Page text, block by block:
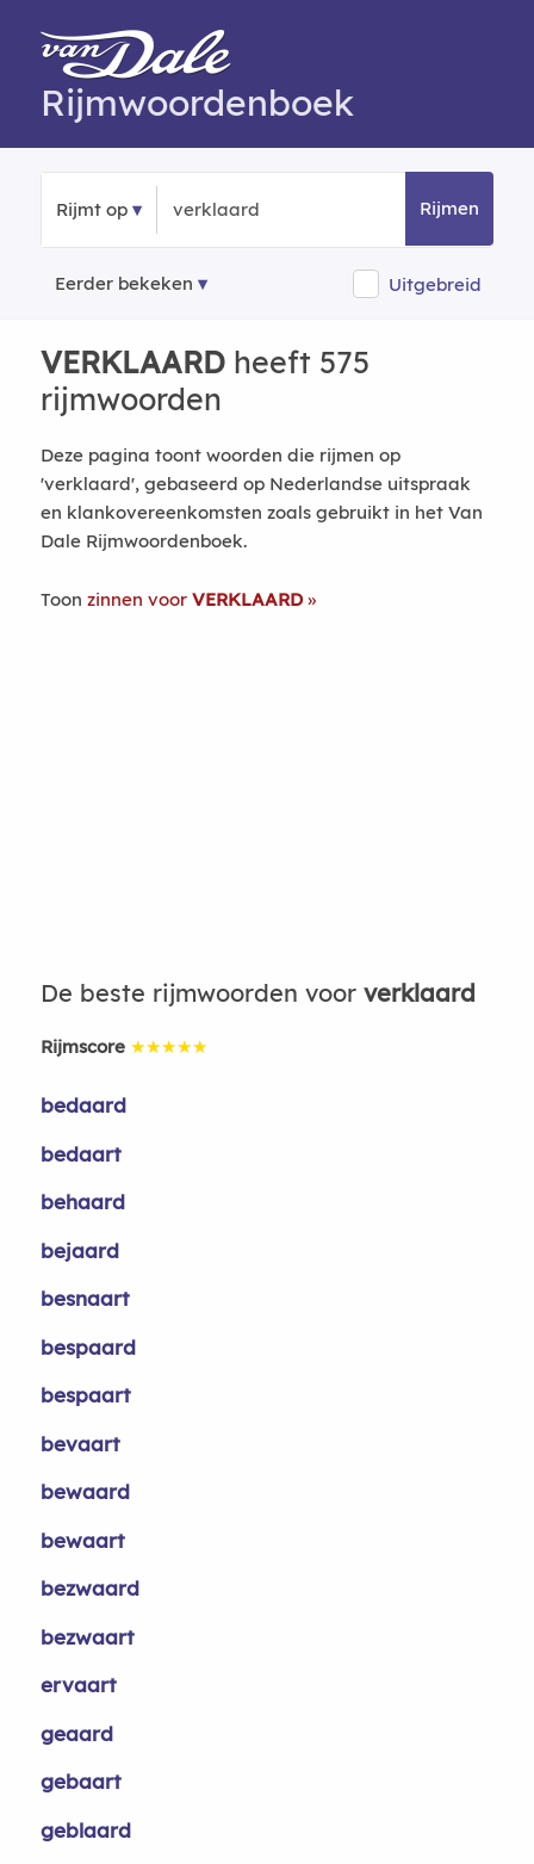
Rijmwoordenboek
Rijmt op Rijmen
Eerder bekeken Uitgebreid
VERKLAARDheeft 575
rijmwoorden
Deze pagina toont woorden die rijmen op
'verklaard', gebaseerd op Nederlandse uitspraak
en klankovereenkomsten zoals gebruikt in het Van
Dale Rijmwoordenboek.
Toon zinnen voor VERKLAARD
De beste rijmwoorden voor verklaard
Rijmscore ★★★★★
bedaard
bedaart
behaard
bejaard
besnaart
bespaard
bespaart
bevaart
bewaard
bewaart
bezwaard
bezwaart
ervaart
geaard
gebaart
geblaard